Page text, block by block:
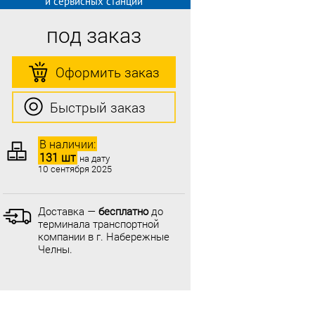
под заказ
Оформить заказ
Быстрый заказ
В наличии:
131 шт на дату
10 сентября 2025
Доставка — бесплатнодо
терминала транспортной
компании в г. Набережные
Челны.